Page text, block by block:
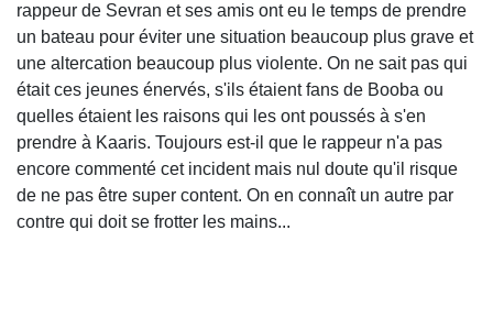
rappeur de Sevran et ses amis ont eu le temps de prendre
un bateau pour éviter une situation beaucoup plus grave et
une altercation beaucoup plus violente. On ne sait pas qui
était ces jeunes énervés, s'ils étaient fans de Booba ou
quelles étaient les raisons qui les ont poussés à s'en
prendre à Kaaris. Toujours est-il que le rappeur n'a pas
encore commenté cet incident mais nul doute qu'il risque
de ne pas être super content. On en connaît un autre par
contre qui doit se frotter les mains...